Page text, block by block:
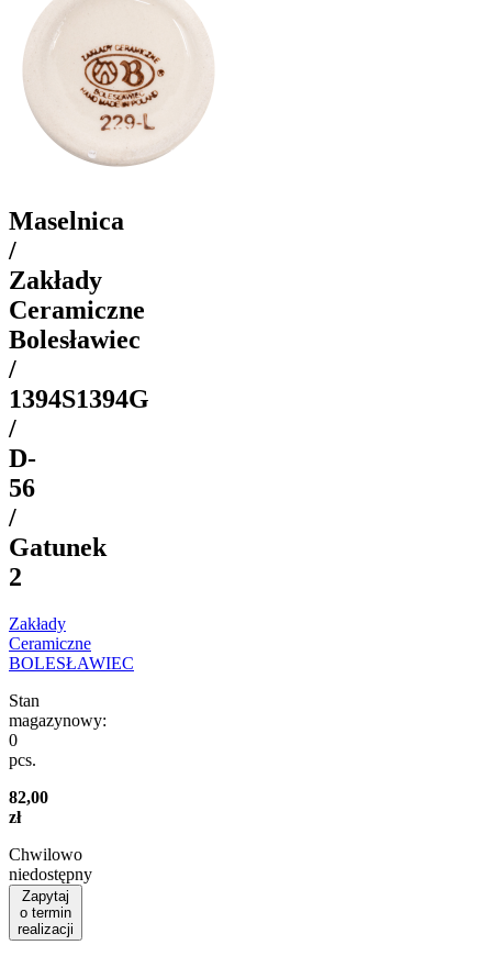
Maselnica
/
Zakłady
Ceramiczne
Bolesławiec
/
1394S1394G
/
D-
56
/
Gatunek
2
Zakłady
Ceramiczne
BOLESŁAWIEC
Stan
magazynowy:
0
pcs.
82,00
zł
Chwilowo
niedostępny
Zapytaj
o termin
realizacji